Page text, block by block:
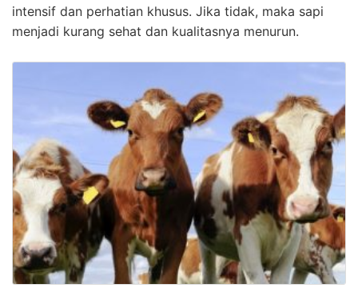
intensif dan perhatian khusus. Jika tidak, maka sapi
menjadi kurang sehat dan kualitasnya menurun.